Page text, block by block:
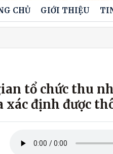
CHỦ GIỚI THIỆU
tổ chức thu
xác định được